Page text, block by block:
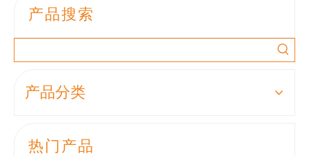
产品搜索
产品分类
热门产品